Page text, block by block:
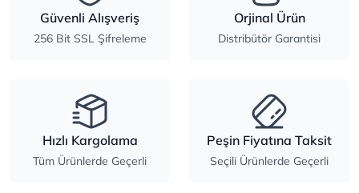
Güvenli Alışveriş
256 Bit SSL Şifreleme
Orjinal Ürün
Distribütör Garantisi
Hızlı Kargolama
Tüm Ürünlerde Geçerli
Peşin Fiyatına Taksit
Seçili Ürünlerde Geçerli